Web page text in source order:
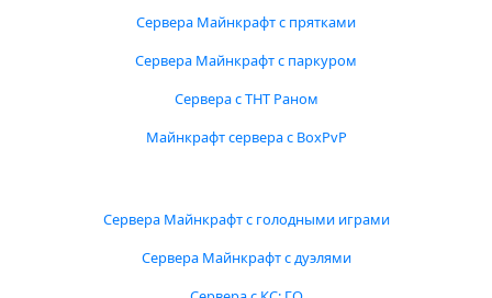
Сервера Майнкрафт с прятками
Сервера Майнкрафт с паркуром
Сервера с ТНТ Раном
Майнкрафт сервера с BoxPvP
Сервера Майнкрафт с голодными играми
Сервера Майнкрафт с дуэлями